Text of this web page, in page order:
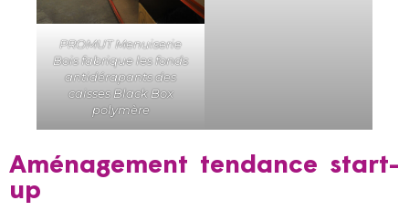
PROMUT Menuiserie
Bois fabrique les fonds
antidérapants des
caisses Black Box
polymère
Aménagement tendance start-
up